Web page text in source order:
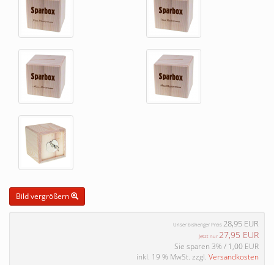
Bild vergrößern
Unser bisheriger Preis 28,95 EUR
Jetzt nur27,95 EUR
Sie sparen 3% / 1,00 EUR
inkl. 19 % MwSt. zzgl. Versandkosten